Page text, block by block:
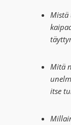
Mistä
Mitä
itse